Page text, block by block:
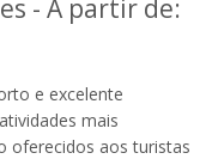
- A partir de:
e excelente
mais
oferecidos aos turistas